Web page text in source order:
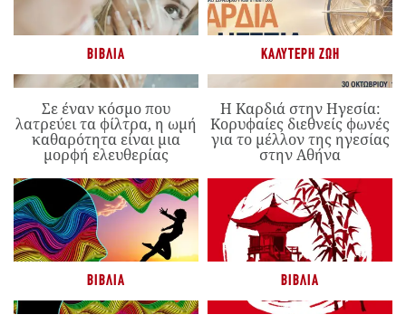
ΒΙΒΛΊΑ
Σε έναν κόσμο που
λατρεύει τα φίλτρα, η ωμή
καθαρότητα είναι μια
μορφή ελευθερίας
ΚΑΛΎΤΕΡΗ ΖΩΉ
Η Καρδιά στην Ηγεσία:
Κορυφαίες διεθνείς φωνές
για το μέλλον της ηγεσίας
στην Αθήνα
ΒΙΒΛΊΑ ΒΙΒΛΊΑ